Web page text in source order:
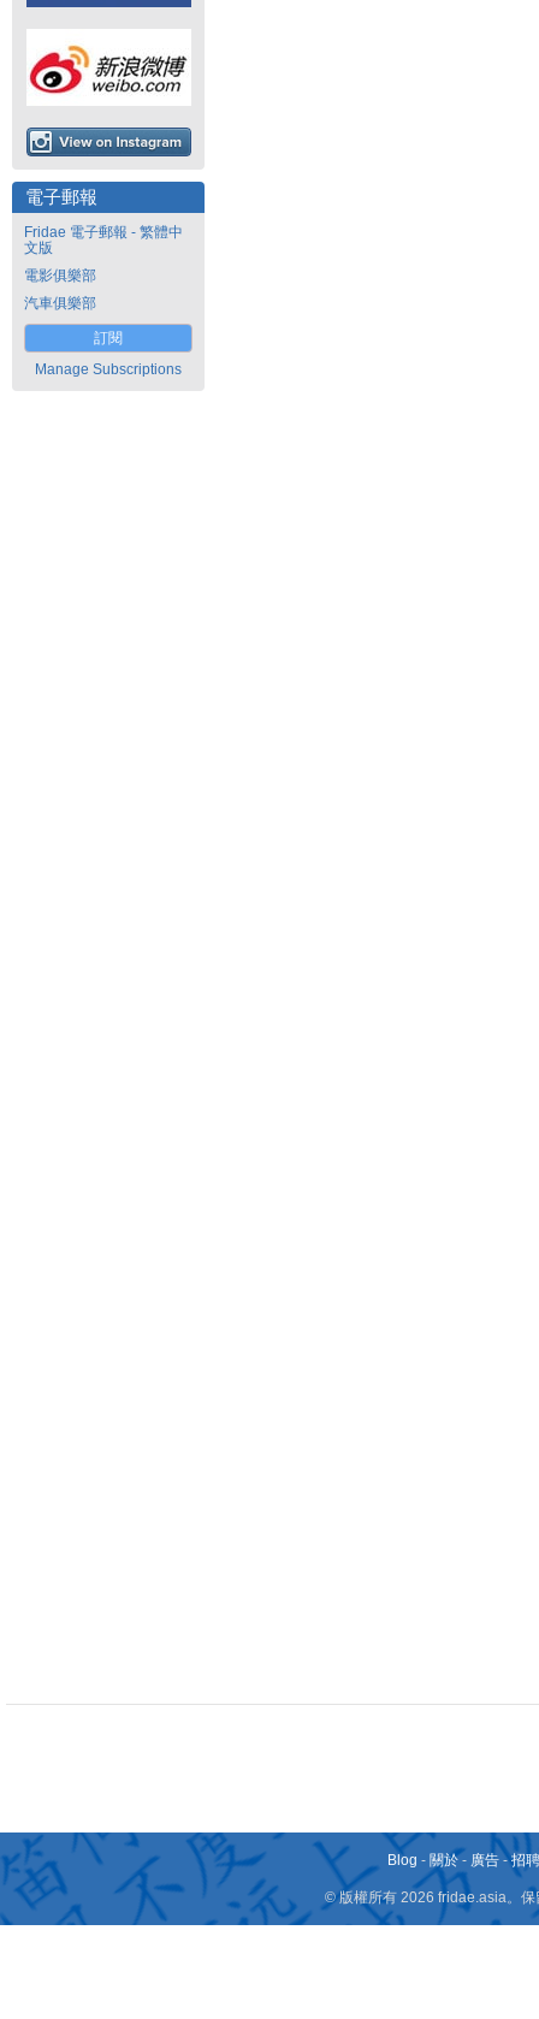
電子郵報
Fridae 電子郵報 - 繁體中
文版
電影俱樂部
汽車俱樂部
訂閱
Manage Subscriptions
Blog - 關於 - 廣告 -招
© 版權所有 2026 fridae.asia。